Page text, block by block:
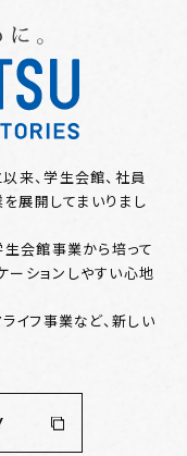
来、学生会館、社員
展開してまいりまし
会館事業から培って
ーションしやすい心地
イフ事業など、新しい